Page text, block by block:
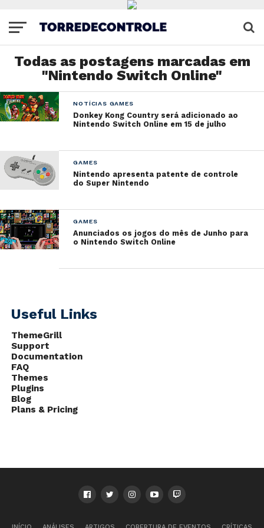
Todas as postagens marcadas em
"Nintendo Switch Online"
NOTÍCIAS GAMES
Donkey Kong Country será adicionado ao
Nintendo Switch Online em 15 de julho
GAMES
Nintendo apresenta patente de controle
do Super Nintendo
GAMES
Anunciados os jogos do mês de Junho para
o Nintendo Switch Online
Useful Links
ThemeGrill
Support
Documentation
FAQ
Themes
Plugins
Blog
Plans & Pricing